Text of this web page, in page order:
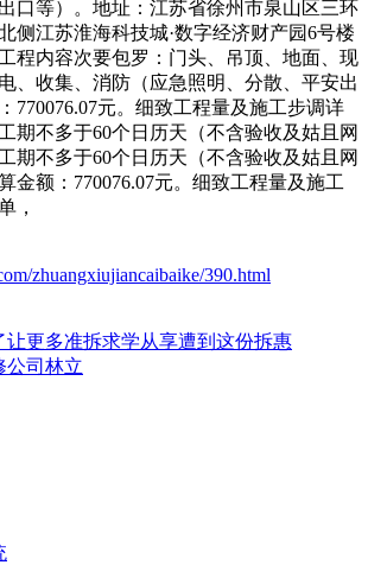
口等）。地址：江苏省徐州市泉山区三环
侧江苏淮海科技城·数字经济财产园6号楼
程内容次要包罗：门头、吊顶、地面、现
、收集、消防（应急照明、分散、平安出
770076.07元。细致工程量及施工步调详
期不多于60个日历天（不含验收及姑且网
期不多于60个日历天（不含验收及姑且网
金额：770076.07元。细致工程量及施工
，
zhuangxiujiancaibaike/390.html
让更多准拆求学从享遭到这份拆惠
公司林立